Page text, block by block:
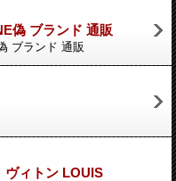
偽 ブランド 通販
ブランド 通販
ィトン LOUIS